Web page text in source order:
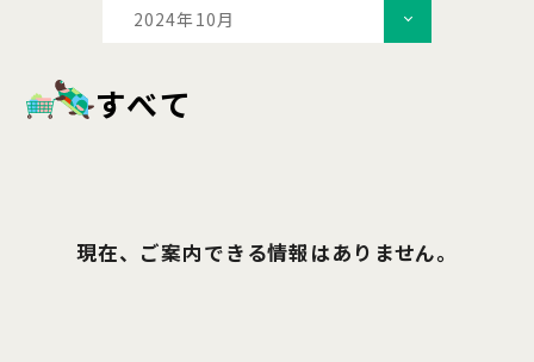
2024年10月
すべて
現在、ご案内できる情報はありません。